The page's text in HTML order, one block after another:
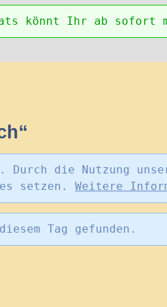
könnt Ihr ab sofort mit
Durch die Nutzung
setzen. Weitere
Tag gefunden.